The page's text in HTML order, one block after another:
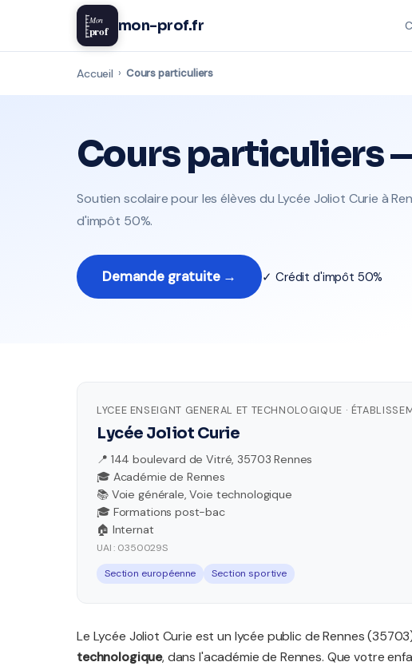
Mon
prof mon-prof.fr
Accueil › Cours particuliers
Cours particuliers
Soutien scolaire pour les élèves du Lycée Joliot Curie à
d'impôt 50%.
Demande gratuite → ✓ Crédit d'impôt 50%
LYCEE ENSEIGNT GENERAL ET TECHNOLOGIQUE ·
Lycée Joliot Curie
📍 144 boulevard de Vitré, 35703 Rennes
🎓 Académie de Rennes
📚 Voie générale, Voie technologique
🎓 Formations post-bac
🏠 Internat
UAI : 0350029S
Section européenne
Section sportive
Le Lycée Joliot Curie est un lycée public de Rennes
technologique, dans l'académie de Rennes. Que votre